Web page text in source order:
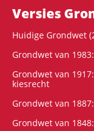
Versies
Huidige Grondwet
Grondwet van
Grondwet van
kiesrecht
Grondwet van
Grondwet van